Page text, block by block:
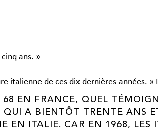
ans. »
italienne de ces dix dernières années. »
EN FRANCE, QUEL
A BIENTÔT TRENTE ANS
EN ITALIE. CAR EN 1968, LES